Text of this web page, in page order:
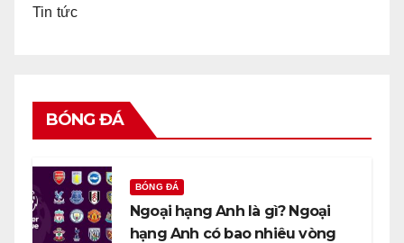
Tin tức
BÓNG ĐÁ
BÓNG ĐÁ
Ngoại hạng Anh là gì? Ngoại
hạng Anh có bao nhiêu vòng